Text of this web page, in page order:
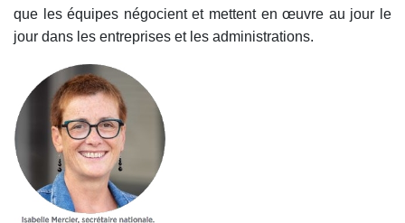
que les équipes négocient et mettent en œuvre au jour le
jour dans les entreprises et les administrations.